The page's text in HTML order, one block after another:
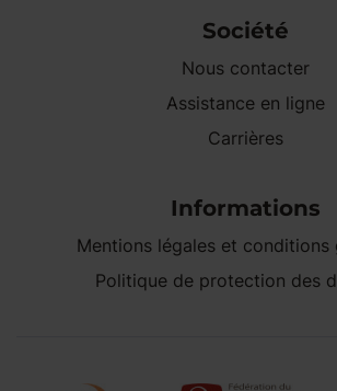
Société
Nous contacter
Assistance en ligne
Carrières
Informations
Mentions légales et conditions
Politique de protection des